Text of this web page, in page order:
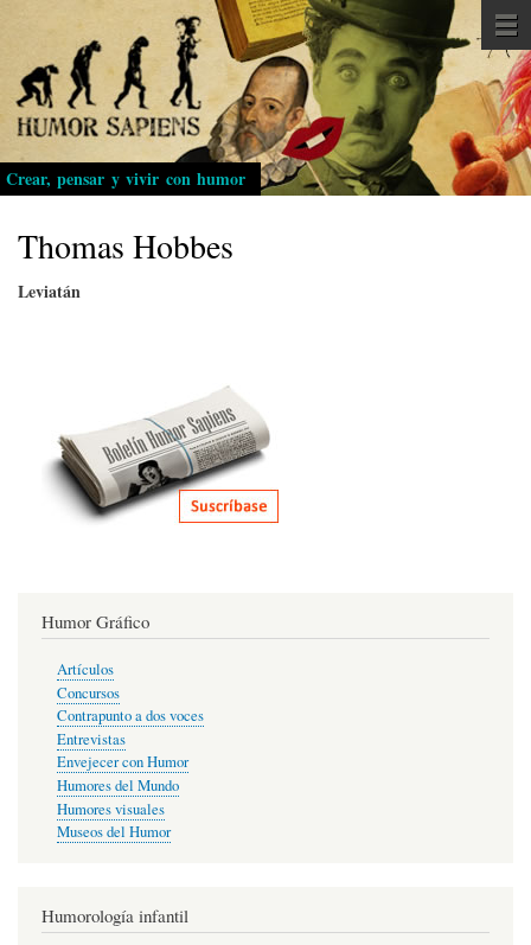
Pasar
al
contenido
principal
Crear, pensar y vivir con humor
Thomas Hobbes
Leviatán
Humor Gráfico
Artículos
Concursos
Contrapunto a dos voces
Entrevistas
Envejecer con Humor
Humores del Mundo
Humores visuales
Museos del Humor
Humorología infantil